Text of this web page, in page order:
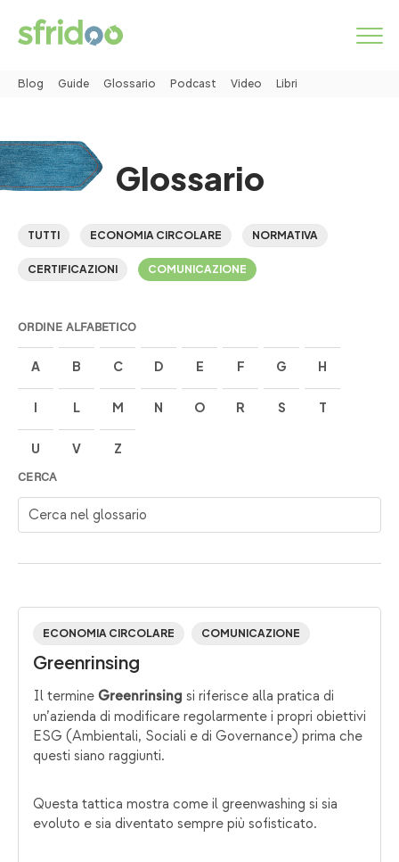
MARKETPLACE
Blog Guide Glossario Podcast Video Libri
Glossario
TUTTI ECONOMIA CIRCOLARE NORMATIVA
CERTIFICAZIONI COMUNICAZIONE
ORDINE ALFABETICO
A B C D E F G H
I L M N O R S T
U V Z
CERCA
Cerca nel glossario
ECONOMIA CIRCOLARE COMUNICAZIONE
Greenrinsing
Il termine Greenrinsing si riferisce alla pratica di
un’azienda di modificare regolarmente i propri obiettivi
ESG (Ambientali, Sociali e di Governance) prima che
questi siano raggiunti.
Questa tattica mostra come il greenwashing si sia
evoluto e sia diventato sempre più sofisticato.